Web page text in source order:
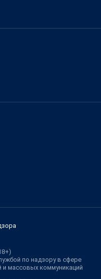
по надзору в сфере
и массовых коммуникаций